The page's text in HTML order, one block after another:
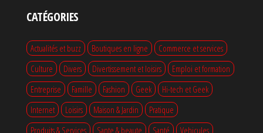
CATÉGORIES
Actualités et buzz Boutiques en ligne
Commerce et services
Culture
Divers Divertissement et loisirs
Emploi et formation
Entreprise
Famille Fashion Geek
Hi-tech et Geek
Internet
Loisirs Maison & Jardin
Pratique
Produits & Services
Sante & beaute Santé Vehicules